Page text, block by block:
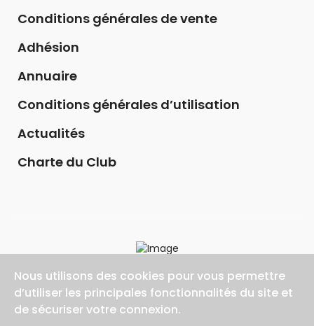
Conditions générales de vente
Adhésion
Annuaire
Conditions générales d’utilisation
Actualités
Charte du Club
Nous utilisons des cookies pour vous permettre
d’utiliser les principales fonctionnalités du site et
de sécuriser votre connexion.